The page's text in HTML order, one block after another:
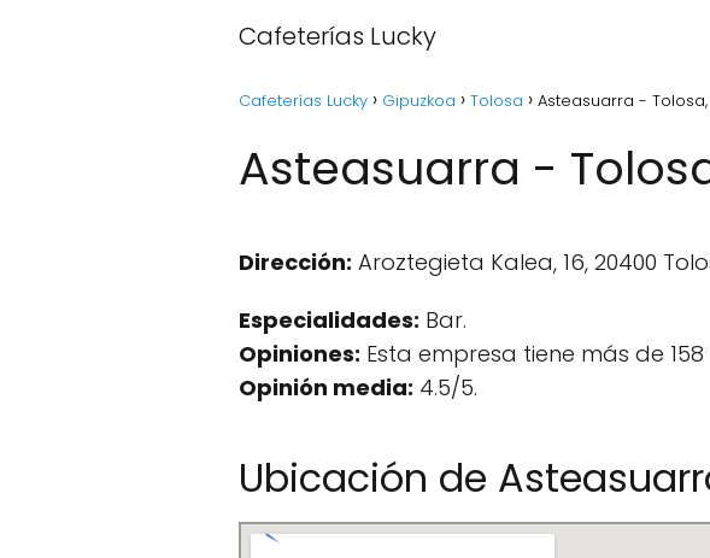
Cafeterías Lucky
Cafeterías Lucky Gipuzkoa Tolosa Asteasuarra -
Asteasuarra -
Dirección: Aroztegieta Kalea, 16, 20400
Especialidades: Bar.
Opiniones: Esta empresa tiene más de
Opinión media: 4.5/5.
Ubicación de